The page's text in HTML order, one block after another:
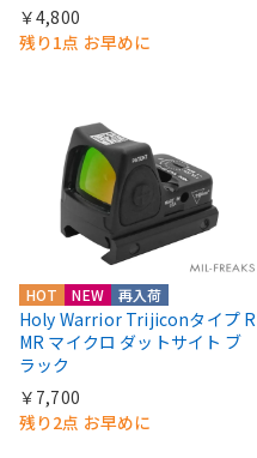
￥4,800
残り1点 お早めに
HOT NEW 再入荷
Holy Warrior Trijiconタイプ R
MR マイクロ ダットサイト ブ
ラック
￥7,700
残り2点 お早めに